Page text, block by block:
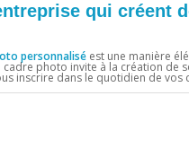
qui créent
personnalisé est une manière
cadre photo invite à la création de
inscrire dans le quotidien de vos